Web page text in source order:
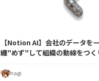
【Notion AI】会社のデータを
纏"めず"して組織の動線をつく
hagi